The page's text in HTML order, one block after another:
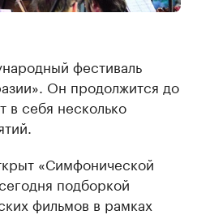
фестиваль
Он продолжится до
в себя несколько
«Симфонической
подборкой
фильмов в рамках